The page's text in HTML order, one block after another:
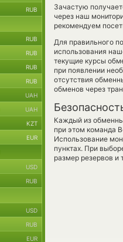
Зачастую
через наш
рекомендуем
Для правильного
использования
текущие курсы
при появлении
отсутствия
обменов через
Каждый из
при этом команда
Использование
пунктах. При
размер резервов и
RUB
RUB
RUB
RUB
RUB
UAH
UAH
KZT
EUR
USD
RUB
USD
RUB
EUR